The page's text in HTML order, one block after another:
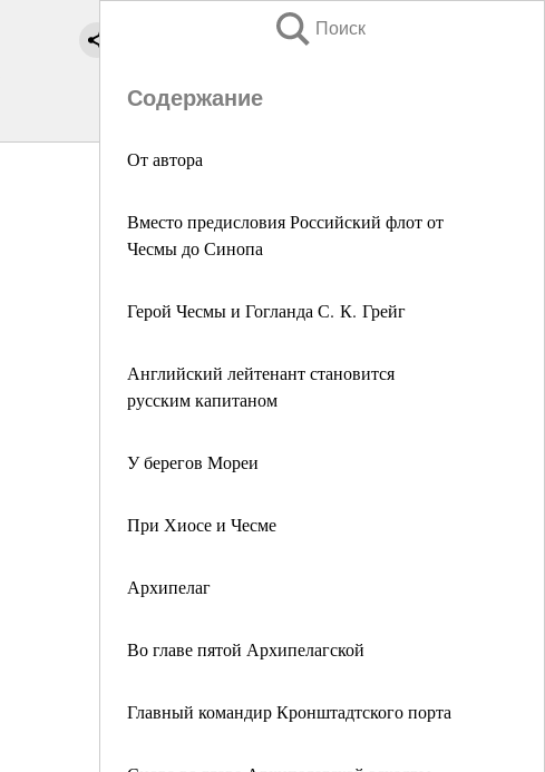
Поиск
Содержание
От автора
Вместо предисловия Российский флот от
Чесмы до Синопа
Герой Чесмы и Гогланда С. К. Грейг
Английский лейтенант становится
русским капитаном
У берегов Мореи
При Хиосе и Чесме
Архипелаг
Во главе пятой Архипелагской
Главный командир Кронштадтского порта